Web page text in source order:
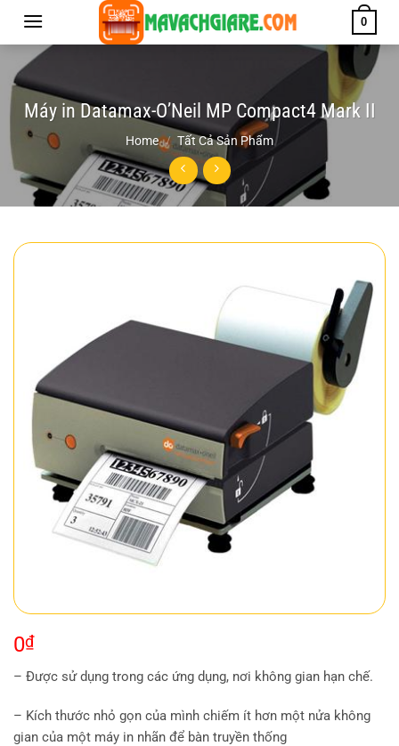
dung
0
Máy in Datamax-O’Neil MP Compact4 Mark II
Home / Tất Cả Sản Phẩm
0₫
– Được sử dụng trong các ứng dụng, nơi không gian hạn chế.
– Kích thước nhỏ gọn của mình chiếm ít hơn một nửa không
gian của một máy in nhãn để bàn truyền thống